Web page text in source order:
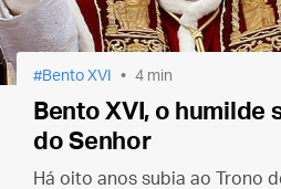
Bento XVI 4 min
Bento XVI, o humilde
do Senhor
Há oito anos subia ao Trono